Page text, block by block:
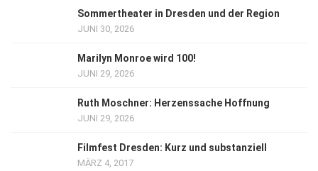
Sommertheater in Dresden und der Region
JUNI 30, 2026
Marilyn Monroe wird 100!
JUNI 29, 2026
Ruth Moschner: Herzenssache Hoffnung
JUNI 29, 2026
Filmfest Dresden: Kurz und substanziell
MÄRZ 4, 2017